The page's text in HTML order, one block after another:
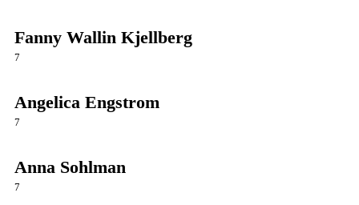
Fanny Wallin Kjellberg
7
Angelica Engstrom
7
Anna Sohlman
7